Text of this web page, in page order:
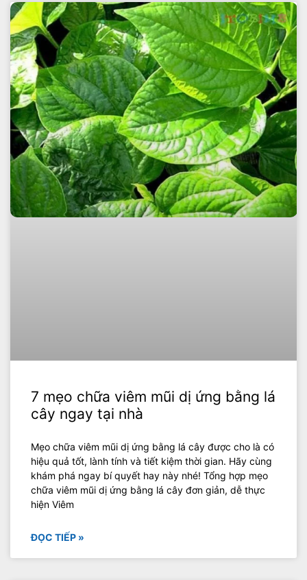
7 mẹo chữa viêm mũi dị ứng bằng lá
cây ngay tại nhà
Mẹo chữa viêm mũi dị ứng bằng lá cây được cho là có
hiệu quả tốt, lành tính và tiết kiệm thời gian. Hãy cùng
khám phá ngay bí quyết hay này nhé! Tổng hợp mẹo
chữa viêm mũi dị ứng bằng lá cây đơn giản, dễ thực
hiện Viêm
ĐỌC TIẾP »